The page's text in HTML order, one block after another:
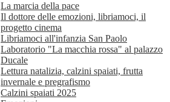
La marcia della pace
Il dottore delle emozioni, libriamoci, il
progetto cinema
Libriamoci all'infanzia San Paolo
Laboratorio "La macchia rossa" al palazzo
Ducale
Lettura natalizia, calzini spaiati, frutta
invernale e pregrafismo
Calzini spaiati 2025